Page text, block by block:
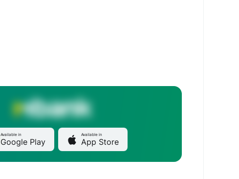
Available in
Google Play
Available in
App Store